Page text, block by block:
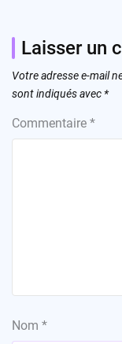
Laisser un
Votre adresse e-mail
sont indiqués avec *
Commentaire *
Nom *